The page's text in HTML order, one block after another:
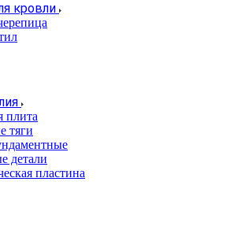
кровли
плита
тяги
детали
пластина